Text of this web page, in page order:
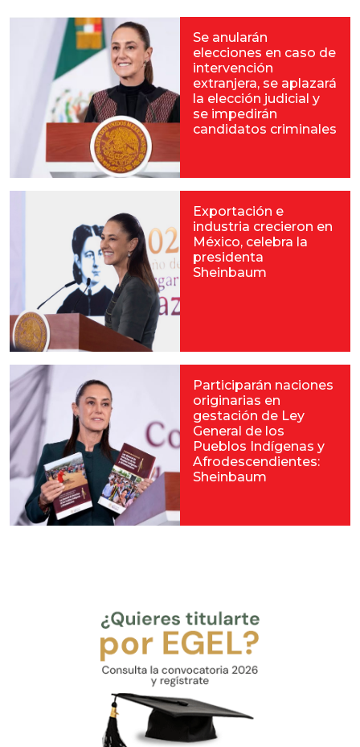
Se anularán
elecciones en caso de
intervención
extranjera, se aplazará
la elección judicial y
se impedirán
candidatos criminales
Exportación e
industria crecieron en
México, celebra la
presidenta
Sheinbaum
Participarán naciones
originarias en
gestación de Ley
General de los
Pueblos Indígenas y
Afrodescendientes:
Sheinbaum